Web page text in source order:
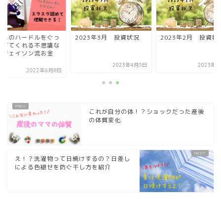
へのハードルをぐっ
げてくれる不思議な
ジェイソン流お金
2022年6月8日
2023年3月 投資状況
2023年4月5日
2023年2月 投資状
2023年3
これが自分の体！？ショックだった産後
の体質変化
え！？洗濯物って日焼けするの？日差し
による色褪せを防ぐ干し方を紹介